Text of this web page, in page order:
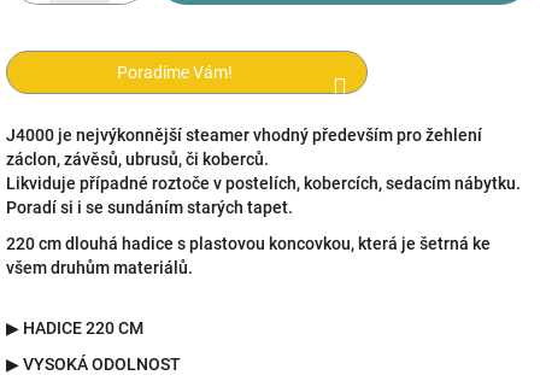
Poradíme Vám!
J4000 je nejvýkonnější steamer vhodný především pro žehlení
záclon, závěsů, ubrusů, či koberců.
Likviduje případné roztoče v postelích, kobercích, sedacím nábytku.
Poradí si i se sundáním starých tapet.
220 cm dlouhá hadice s plastovou koncovkou, která je šetrná ke
všem druhům materiálů.
▶ HADICE 220 CM
▶VYSOKÁ ODOLNOST